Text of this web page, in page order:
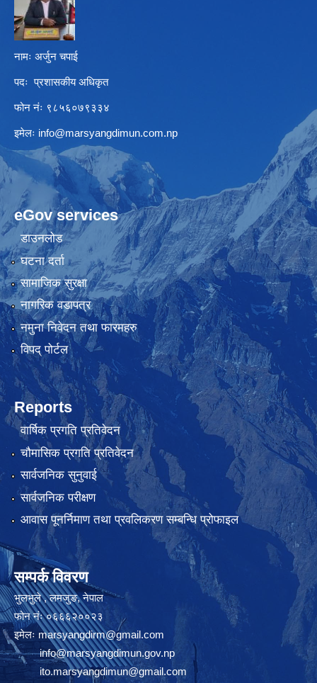
नामः अर्जुन चपाई
पदः प्रशासकीय अधिकृत
फोन नंः ९८५६०७९३३४
इमेलः info@marsyangdimun.com.np
eGov services
डाउनलोड
घटना दर्ता
सामाजिक सुरक्षा
नागरिक वडापत्र
नमुना निवेदन तथा फारमहरु
विपद् पोर्टल
Reports
वार्षिक प्रगति प्रतिवेदन
चौमासिक प्रगति प्रतिवेदन
सार्वजनिक सुनुवाई
सार्वजनिक परीक्षण
आवास पूनर्निमाण तथा प्रवलिकरण सम्बन्धि प्रोफाइल
सम्पर्क विवरण
भुलभुले , लमजुङ, नेपाल
फोन नंः ०६६६२००२३
इमेलः marsyangdirm@gmail.com
info@marsyangdimun.gov.np
ito.marsyangdimun@gmail.com